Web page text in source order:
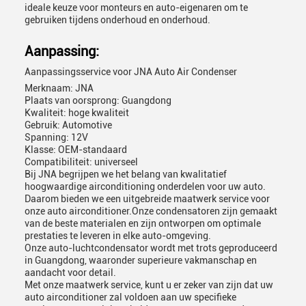
ideale keuze voor monteurs en auto-eigenaren om te
gebruiken tijdens onderhoud en onderhoud.
Aanpassing:
Aanpassingsservice voor JNA Auto Air Condenser
Merknaam: JNA
Plaats van oorsprong: Guangdong
Kwaliteit: hoge kwaliteit
Gebruik: Automotive
Spanning: 12V
Klasse: OEM-standaard
Compatibiliteit: universeel
Bij JNA begrijpen we het belang van kwalitatief
hoogwaardige airconditioning onderdelen voor uw auto.
Daarom bieden we een uitgebreide maatwerk service voor
onze auto airconditioner.Onze condensatoren zijn gemaakt
van de beste materialen en zijn ontworpen om optimale
prestaties te leveren in elke auto-omgeving.
Onze auto-luchtcondensator wordt met trots geproduceerd
in Guangdong, waaronder superieure vakmanschap en
aandacht voor detail.
Met onze maatwerk service, kunt u er zeker van zijn dat uw
auto airconditioner zal voldoen aan uw specifieke